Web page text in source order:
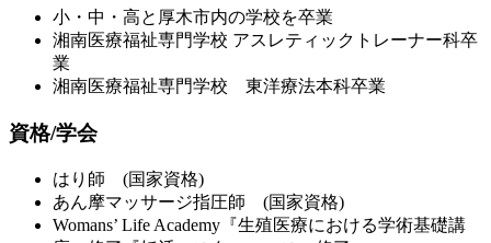
小・中・高と厚木市内の学校を卒業
湘南医療福祉専門学校 アスレティックトレーナー科卒
業
湘南医療福祉専門学校 東洋療法本科卒業
資格/学会
はり師 (国家資格)
あん摩マッサージ指圧師 (国家資格)
Womans’ Life Academy『生殖医療における学術基礎講